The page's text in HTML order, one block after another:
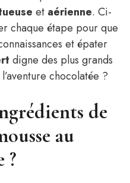
et aérienne. Ci-
chaque étape pour que
et épater
digne des plus grands
chocolatée ?
de
au
?